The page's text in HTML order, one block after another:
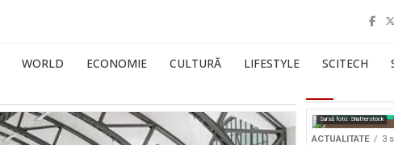
WORLD ECONOMIE CULTURĂ LIFESTYLE SCITECH
Sursă foto: Shutterstock
ACTUALITATE 3